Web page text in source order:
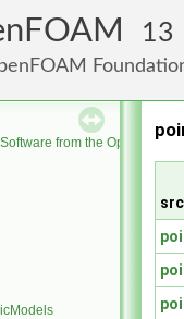
13
from the OpenFOAM